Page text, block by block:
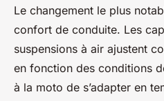
Le changement le plus
confort de conduite. Les
suspensions à air ajustent
en fonction des conditions
à la moto de s’adapter en